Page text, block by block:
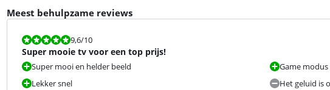
Meest behulpzame reviews
Beoordeling is 9,6 van de 10.
9,6/10
Super mooie tv voor een top prijs!
Super mooi en helder beeld
Lekker snel
Game modus
Het geluid is